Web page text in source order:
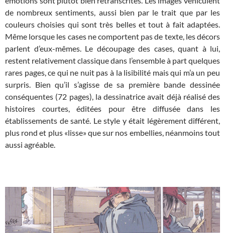
de nombreux sentiments, aussi bien par le trait que par les
couleurs choisies qui sont très belles et tout à fait adaptées.
Même lorsque les cases ne comportent pas de texte, les décors
parlent d’eux-mêmes. Le découpage des cases, quant à lui,
restent relativement classique dans l’ensemble à part quelques
rares pages, ce qui ne nuit pas à la lisibilité mais qui m’a un peu
surpris. Bien qu’il s’agisse de sa première bande dessinée
conséquentes (72 pages), la dessinatrice avait déjà réalisé des
histoires courtes, éditées pour être diffusée dans les
établissements de santé. Le style y était légèrement différent,
plus rond et plus «lisse» que sur nos embellies, néanmoins tout
aussi agréable.